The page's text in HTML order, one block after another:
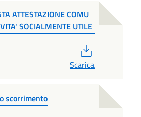
ATTESTAZIONE COMU
SOCIALMENTE UTILE
Scarica
scorrimento